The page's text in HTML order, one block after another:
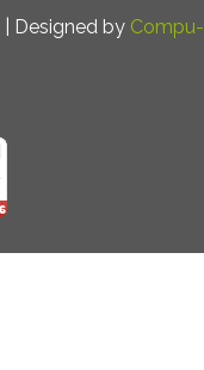
| Designed by Compu-